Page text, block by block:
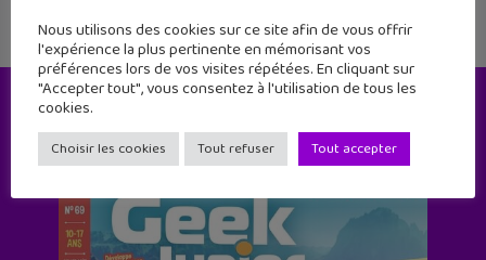
Le magazine
Nous utilisons des cookies sur ce site afin de vous offrir
l'expérience la plus pertinente en mémorisant vos
préférences lors de vos visites répétées. En cliquant sur
"Accepter tout", vous consentez à l'utilisation de tous les
cookies.
Choisir les cookies Tout refuser Tout accepter